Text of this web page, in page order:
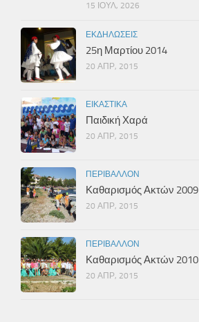
15 ΙΟΎΛ, 2026
ΕΚΔΗΛΏΣΕΙΣ
25η Μαρτίου 2014
20 ΑΠΡ, 2015
ΕΙΚΑΣΤΙΚΆ
Παιδική Χαρά
20 ΑΠΡ, 2015
ΠΕΡΙΒΆΛΛΟΝ
Καθαρισμός Ακτών 2009
20 ΑΠΡ, 2015
ΠΕΡΙΒΆΛΛΟΝ
Καθαρισμός Ακτών 2010
20 ΑΠΡ, 2015